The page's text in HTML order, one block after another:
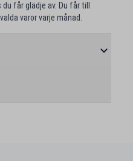
får glädje av. Du får till
varor varje månad.